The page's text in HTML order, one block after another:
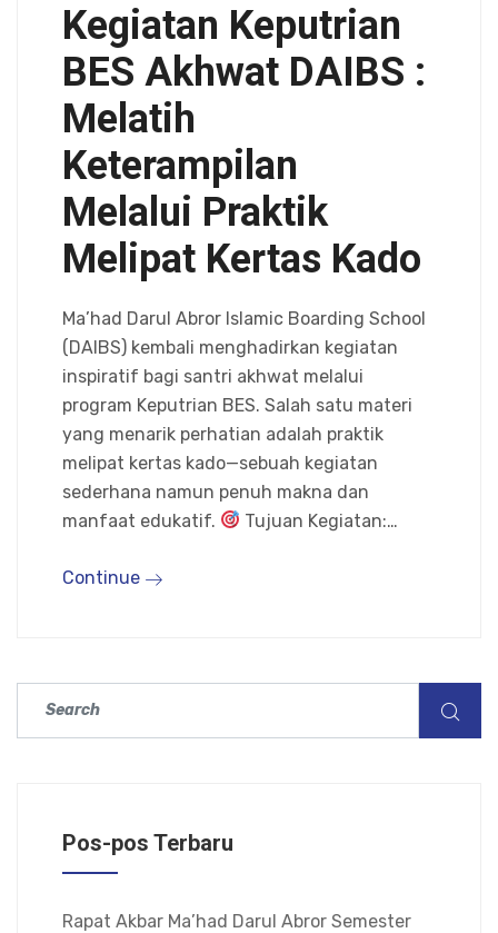
Kegiatan Keputrian
BES Akhwat DAIBS :
Melatih
Keterampilan
Melalui Praktik
Melipat Kertas Kado
Ma’had Darul Abror Islamic Boarding School
(DAIBS) kembali menghadirkan kegiatan
inspiratif bagi santri akhwat melalui
program Keputrian BES. Salah satu materi
yang menarik perhatian adalah praktik
melipat kertas kado—sebuah kegiatan
sederhana namun penuh makna dan
manfaat edukatif.
Tujuan Kegiatan:…
Continue
Pos-pos Terbaru
Rapat Akbar Ma’had Darul Abror Semester